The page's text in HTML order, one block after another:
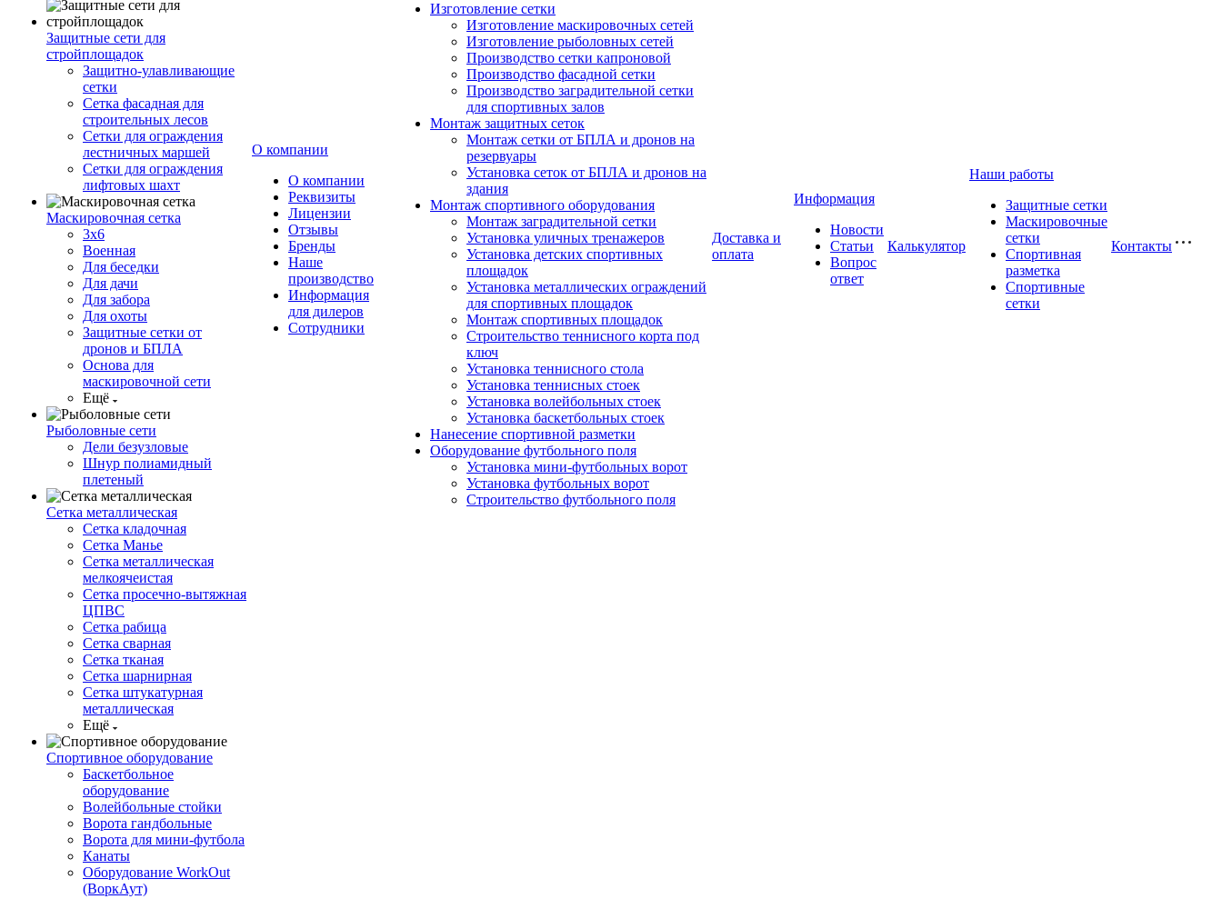
Защитные сети для
стройплощадок
Защитно-улавливающие
сетки
Сетка фасадная для
строительных лесов
Сетки для ограждения
лестничных маршей
Сетки для ограждения
лифтовых шахт
Маскировочная сетка
3х6
Военная
Для беседки
Для дачи
Для забора
Для охоты
Защитные сетки от
дронов и БПЛА
Основа для
маскировочной сети
Ещё
Рыболовные сети
Дели безузловые
Шнур полиамидный
плетеный
Сетка металлическая
Сетка кладочная
Сетка Манье
Сетка металлическая
мелкоячеистая
Сетка просечно-вытяжная
ЦПВС
Сетка рабица
Сетка сварная
Сетка тканая
Сетка шарнирная
Сетка штукатурная
металлическая
Ещё
Спортивное оборудование
Баскетбольное
оборудование
Волейбольные стойки
Ворота гандбольные
Ворота для мини-футбола
Канаты
Оборудование WorkOut
(ВоркАут)
О компании
О компании
Реквизиты
Лицензии
Отзывы
Бренды
Наше
производство
Информация
для дилеров
Сотрудники
Изготовление сетки
Изготовление маскировочных сетей
Изготовление рыболовных сетей
Производство сетки капроновой
Производство фасадной сетки
Производство заградительной сетки
для спортивных залов
Монтаж защитных сеток
Монтаж сетки от БПЛА и дронов на
резервуары
Установка сеток от БПЛА и дронов на
здания
Монтаж спортивного оборудования
Монтаж заградительной сетки
Установка уличных тренажеров
Установка детских спортивных
площадок
Установка металлических ограждений
для спортивных площадок
Монтаж спортивных площадок
Строительство теннисного корта под
ключ
Установка теннисного стола
Установка теннисных стоек
Установка волейбольных стоек
Установка баскетбольных стоек
Нанесение спортивной разметки
Оборудование футбольного поля
Установка мини-футбольных ворот
Установка футбольных ворот
Строительство футбольного поля
Доставка и
оплата
Информация
Новости
Статьи
Вопрос
ответ
Калькулятор
Наши работы
Защитные сетки
Маскировочные
сетки
Спортивная
разметка
Спортивные
сетки
Контакты